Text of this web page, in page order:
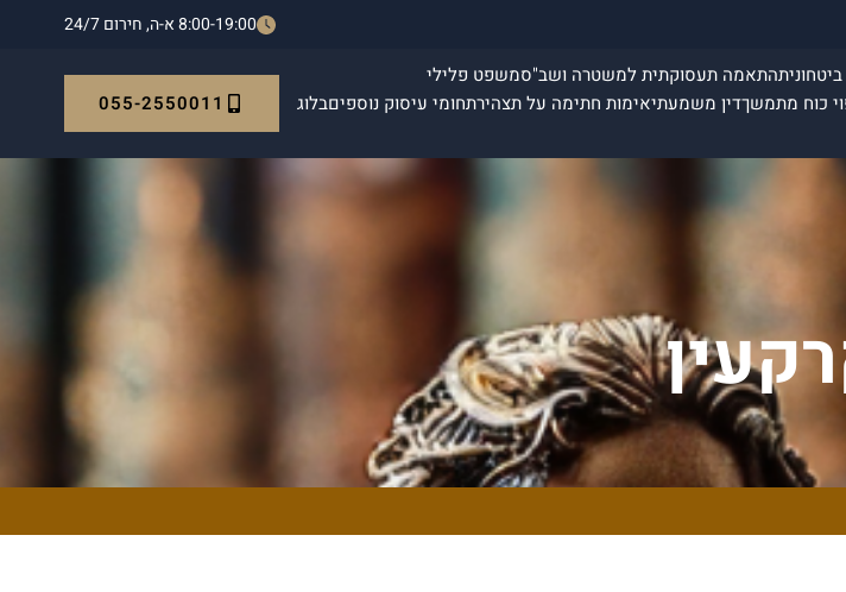
8:00-19:00 א-ה, חירום 24/7
התאמה תעסוקתית למשטרה ושב"סמשפט פלילי
כוח מתמשךדין משמעתיאימות חתימה על תצהירתחומי עיסוק נוספיםבלוג
055-2550011